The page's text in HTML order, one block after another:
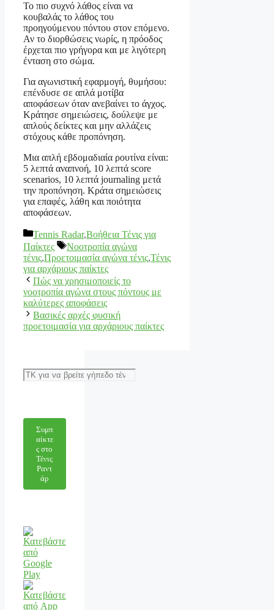
Το πιο συχνό λάθος είναι να
κουβαλάς το λάθος του
προηγούμενου πόντου στον επόμενο.
Αν το διορθώσεις νωρίς, η πρόοδος
έρχεται πιο γρήγορα και με λιγότερη
ένταση στο σώμα.
Για αγωνιστική εφαρμογή, θυμήσου:
επένδυσε σε απλά μοτίβα
αποφάσεων όταν ανεβαίνει το άγχος.
Κράτησε σημειώσεις, δούλεψε με
απλούς δείκτες και μην αλλάζεις
στόχους κάθε προπόνηση.
Μια απλή εβδομαδιαία ρουτίνα είναι:
5 λεπτά αναπνοή, 10 λεπτά score
scenarios, 10 λεπτά journaling μετά
την προπόνηση. Κράτα σημειώσεις
για επαφές, λάθη και ποιότητα
αποφάσεων.
Κατηγορίες
Tennis Radar,Βοήθεια Τένις για
Παίκτες
Ετικέτες
Νοοτροπία αγώνα
τένις,Προετοιμασία αγώνα τένις,Τένις
για αρχάριους παίκτες
Πώς να χρησιμοποιείς το
νοοτροπία αγώνα στους πόντους με
καλύτερες αποφάσεις
Βασικές αρχές φυσική
προετοιμασία για αρχάριους παίκτες
Αναζήτηση
Συμπ
αίκτε
ς στο
Τένις
Ραντ
άρ